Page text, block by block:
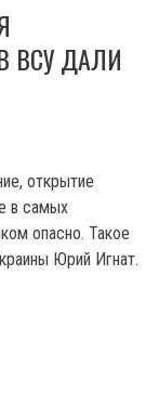
ВСУ ДАЛИ
открытие
в самых
опасно. Такое
Юрий Игнат.